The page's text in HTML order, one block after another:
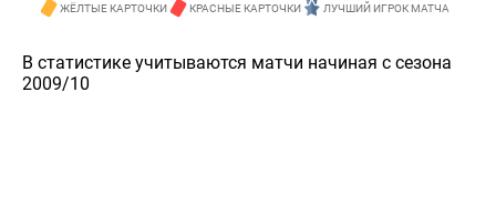
ЖЁЛТЫЕ КАРТОЧКИ
КРАСНЫЕ КАРТОЧКИ ЛУЧШИЙ ИГРОК МАТЧА
В статистике учитываются матчи начиная с сезона
2009/10